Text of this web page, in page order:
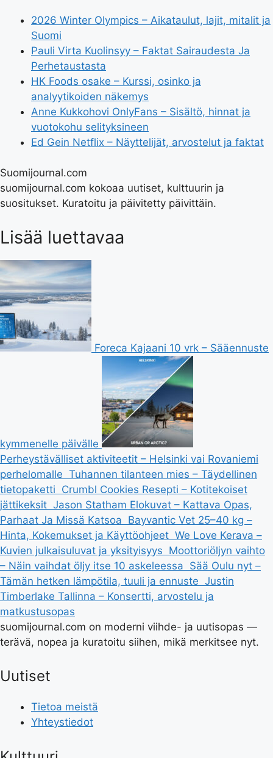
2026 Winter Olympics – Aikataulut, lajit, mitalit ja
Suomi
Pauli Virta Kuolinsyy – Faktat Sairaudesta Ja
Perhetaustasta
HK Foods osake – Kurssi, osinko ja
analyytikoiden näkemys
Anne Kukkohovi OnlyFans – Sisältö, hinnat ja
vuotokohu selityksineen
Ed Gein Netflix – Näyttelijät, arvostelut ja faktat
Suomijournal.com
suomijournal.com kokoaa uutiset, kulttuurin ja
suositukset. Kuratoitu ja päivitetty päivittäin.
Lisää luettavaa
Foreca Kajaani 10 vrk – Sääennuste
kymmenelle päivälle
Perheystävälliset aktiviteetit – Helsinki vai Rovaniemi
perhelomalle Tuhannen tilanteen mies – Täydellinen
tietopaketti Crumbl Cookies Resepti – Kotitekoiset
jättikeksit Jason Statham Elokuvat – Kattava Opas,
Parhaat Ja Missä Katsoa Bayvantic Vet 25–40 kg –
Hinta, Kokemukset ja Käyttöohjeet We Love Kerava –
Kuvien julkaisuluvat ja yksityisyys Moottoriöljyn vaihto
– Näin vaihdat öljy itse 10 askeleessa Sää Oulu nyt –
Tämän hetken lämpötila, tuuli ja ennuste Justin
Timberlake Tallinna – Konsertti, arvostelu ja
matkustusopas
suomijournal.com on moderni viihde- ja uutisopas —
terävä, nopea ja kuratoitu siihen, mikä merkitsee nyt.
Uutiset
Tietoa meistä
Yhteystiedot